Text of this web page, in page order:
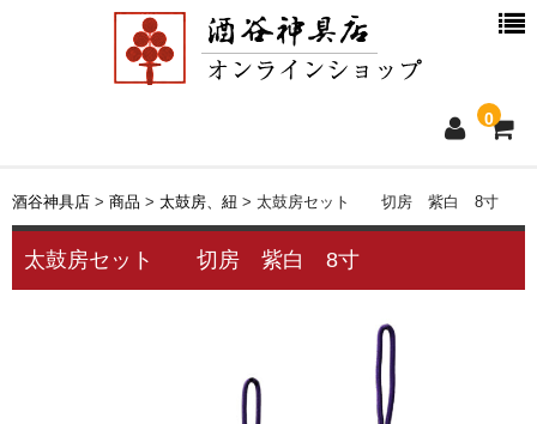
0
ホーム
新着情報
お買物ガイド
酒谷神具店 > 商品 > 太鼓房、紐 > 太鼓房セット 切房 紫白 8寸
太鼓房セット 切房 紫白 8寸